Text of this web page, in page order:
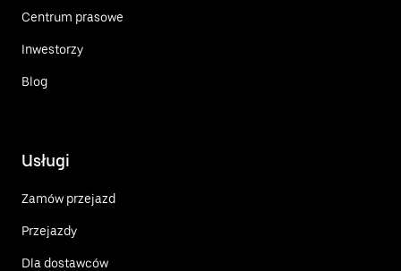
Centrum prasowe
Inwestorzy
Blog
Usługi
Zamów przejazd
Przejazdy
Dla dostawców